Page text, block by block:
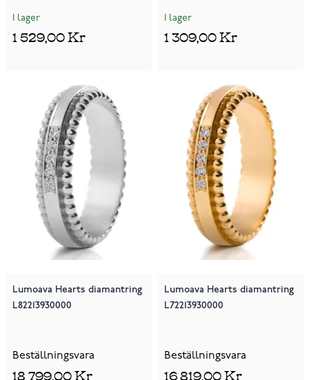
I lager
1 529,00 Kr
I lager
1 309,00 Kr
Lumoava Hearts diamantring
L82213930000
Beställningsvara
18 799,00 Kr
Lumoava Hearts diamantring
L72213930000
Beställningsvara
16 819,00 Kr